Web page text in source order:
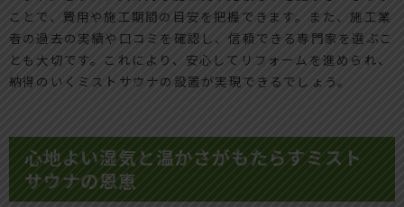
ことで、費用や施工期間の目安を把握できます。また、施工業
者の過去の実績や口コミを確認し、信頼できる専門家を選ぶこ
とも大切です。これにより、安心してリフォームを進められ、
納得のいくミストサウナの設置が実現できるでしょう。
心地よい湿気と温かさがもたらすミスト
サウナの恩恵